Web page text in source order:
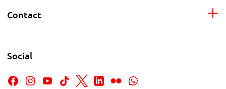
Contact
Social